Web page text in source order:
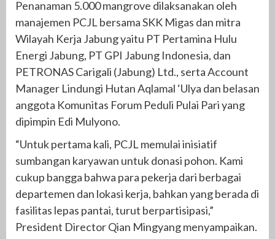
Penanaman 5.000 mangrove dilaksanakan oleh
manajemen PCJL bersama SKK Migas dan mitra
Wilayah Kerja Jabung yaitu PT Pertamina Hulu
Energi Jabung, PT GPI Jabung Indonesia, dan
PETRONAS Carigali (Jabung) Ltd., serta Account
Manager Lindungi Hutan Aqlamal ‘Ulya dan belasan
anggota Komunitas Forum Peduli Pulai Pari yang
dipimpin Edi Mulyono.
“Untuk pertama kali, PCJL memulai inisiatif
sumbangan karyawan untuk donasi pohon. Kami
cukup bangga bahwa para pekerja dari berbagai
departemen dan lokasi kerja, bahkan yang berada di
fasilitas lepas pantai, turut berpartisipasi,”
President Director Qian Mingyang menyampaikan.